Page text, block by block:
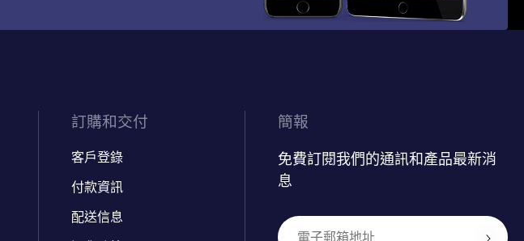
訂購和交付
客戶登錄
付款資訊
配送信息
簡報
免費訂閱我們的通訊和產品最新消
息